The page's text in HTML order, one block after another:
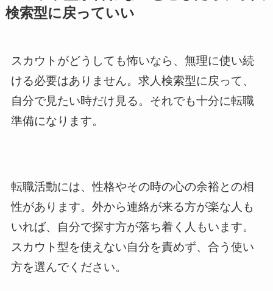
検索型に戻っていい
スカウトがどうしても怖いなら、無理に使い続
ける必要はありません。求人検索型に戻って、
自分で見たい時だけ見る。それでも十分に転職
準備になります。
転職活動には、性格やその時の心の余裕との相
性があります。外から連絡が来る方が楽な人も
いれば、自分で探す方が落ち着く人もいます。
スカウト型を使えない自分を責めず、合う使い
方を選んでください。